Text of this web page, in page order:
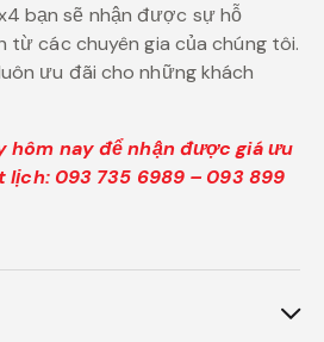
bạn sẽ nhận được sự hỗ
các chuyên gia của chúng tôi.
ưu đãi cho những khách
hôm nay để nhận được giá ưu
lịch: 093 735 6989 – 093 899